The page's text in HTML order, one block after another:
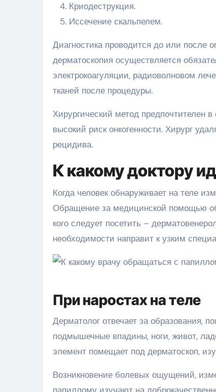
Криодеструкция.
Иссечение скальпелем.
Диагностика проводится до или после
дерматоскопия осуществляется
электрокоагуляции, радиоволновом
тканей после процедуры.
Хирургический метод предпочтителен
высокий риск онкогенности. Хирург
рецидива.
К какому доктору
Когда человек обнаруживает на теле
Обращение за медицинской помощью
кого следует посетить –
необходимости направит к узким
При наростах на теле
Дерматолог отвечает за образования,
подмышечные впадины, ноги, живот,
элемент помещает под дерматоскоп,
Возникновение болевых ощущений,
папиллому изучают на